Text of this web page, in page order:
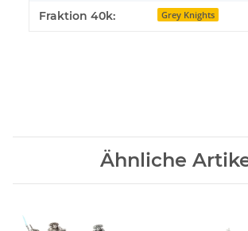
Fraktion 40k: Grey Knights
Ähnliche